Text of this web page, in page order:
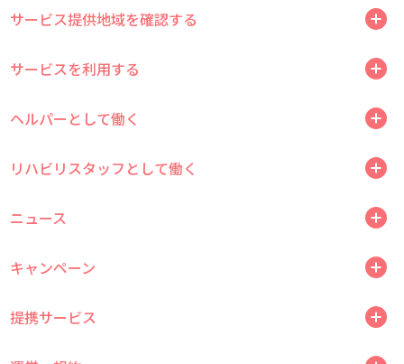
サービス提供地域を確認する
サービスを利用する
ヘルパーとして働く
リハビリスタッフとして働く
ニュース
キャンペーン
提携サービス